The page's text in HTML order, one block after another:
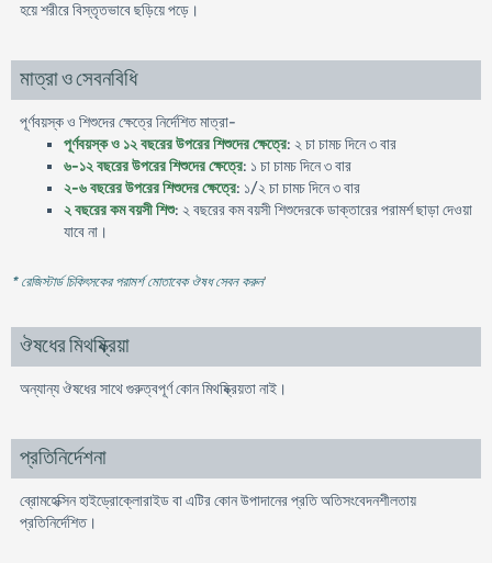
হয়ে শরীরে বিস্তৃতভাবে ছড়িয়ে পড়ে।
মাত্রা ও সেবনবিধি
পূর্ণবয়স্ক ও শিশুদের ক্ষেত্রে নির্দেশিত মাত্রা-
পূর্ণবয়স্ক ও ১২ বছরের উপরের শিশুদের ক্ষেত্রে: ২ চা চামচ দিনে ৩ বার
৬-১২ বছরের উপরের শিশুদের ক্ষেত্রে: ১ চা চামচ দিনে ৩ বার
২-৬ বছরের উপরের শিশুদের ক্ষেত্রে: ১/২ চা চামচ দিনে ৩ বার
২ বছরের কম বয়সী শিশু: ২ বছরের কম বয়সী শিশুদেরকে ডাক্তারের পরামর্শ ছাড়া দেওয়া
যাবে না।
* রেজিস্টার্ড চিকিৎসকের পরামর্শ মোতাবেক ঔষধ সেবন করুন'
ঔষধের মিথষ্ক্রিয়া
অন্যান্য ঔষধের সাথে গুরুত্বপূর্ণ কোন মিথষ্ক্রিয়তা নাই।
প্রতিনির্দেশনা
ব্রোমহেক্সিন হাইড্রোক্লোরাইড বা এটির কোন উপাদানের প্রতি অতিসংবেদনশীলতায়
প্রতিনির্দেশিত।